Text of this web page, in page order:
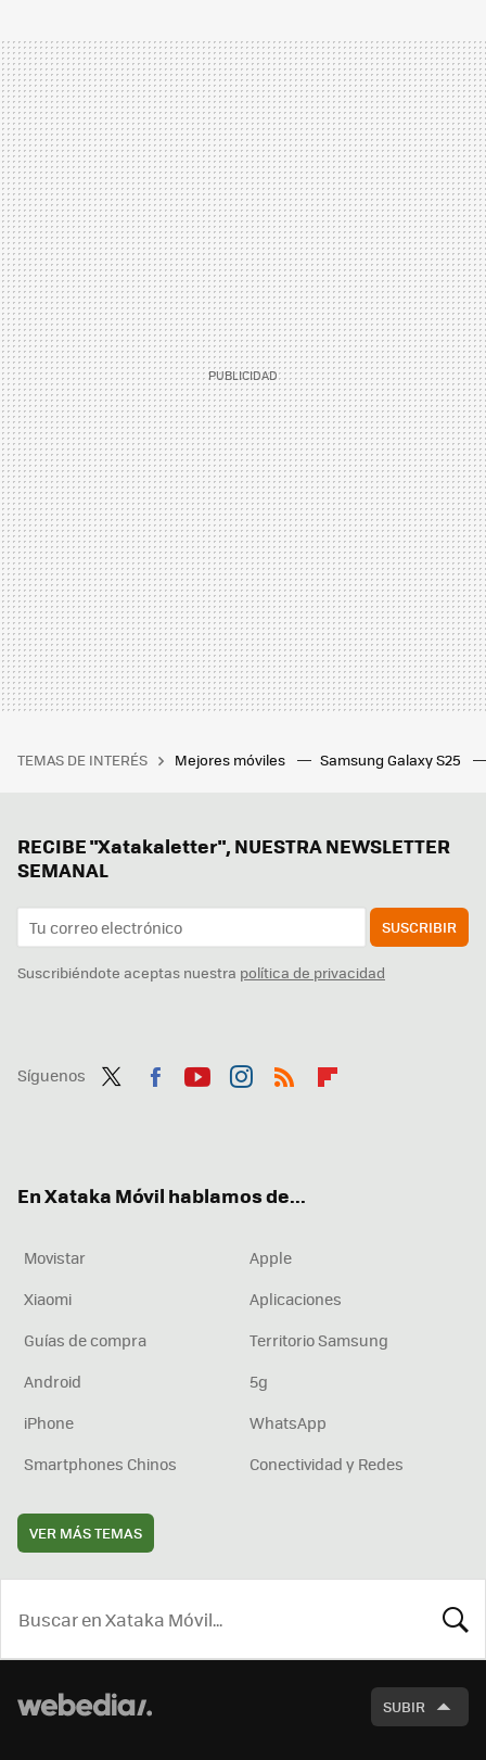
TEMAS DE INTERÉS Mejores móviles Samsung Galaxy S25
RECIBE "Xatakaletter", NUESTRA NEWSLETTER
SEMANAL
SUSCRIBIR
Suscribiéndote aceptas nuestra política de privacidad
Síguenos
En Xataka Móvil hablamos de...
Movistar
Apple
Xiaomi
Aplicaciones
Guías de compra
Territorio Samsung
Android
5g
iPhone
WhatsApp
Smartphones Chinos
Conectividad y Redes
VER MÁS TEMAS
SUBIR